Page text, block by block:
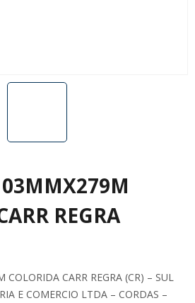
03MMX279M
REGRA
CARR REGRA (CR) – SUL
E COMERCIO LTDA – CORDAS –